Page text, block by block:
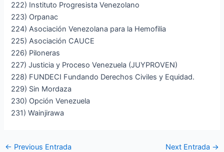
222) Instituto Progresista Venezolano
223) Orpanac
224) Asociación Venezolana para la Hemofilia
225) Asociación CAUCE
226) Piloneras
227) Justicia y Proceso Venezuela (JUYPROVEN)
228) FUNDECI Fundando Derechos Civiles y Equidad.
229) Sin Mordaza
230) Opción Venezuela
231) Wainjirawa
← Previous Entrada Next Entrada →